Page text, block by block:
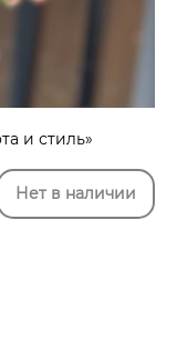
и стиль»
Нет в наличии